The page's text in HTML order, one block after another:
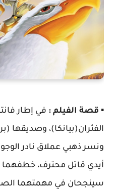
▪️ قصة الفيلم : في إطار
الفئران(بيانكا)، وصديقها
ونسر ذهبي عملاق نادر
أيدي قاتل محترف، خطفهما
سينجحان في مهمتهما